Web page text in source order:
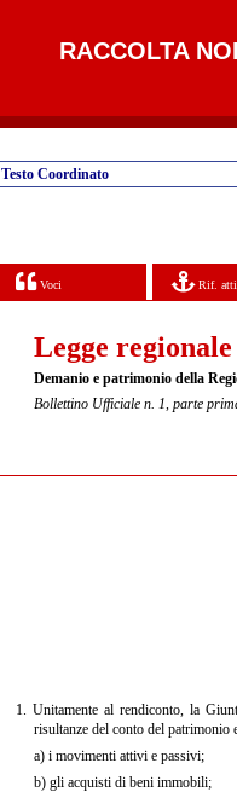
RACCOLTA
Testo Coordinato
Voci Rif.
Legge
Demanio e patrimonio della
Bollettino Ufficiale n. 1, parte
1. Unitamente al rendiconto, la
risultanze del conto del patrimonio
a) i movimenti attivi e passivi;
b) gli acquisti di beni immobili;